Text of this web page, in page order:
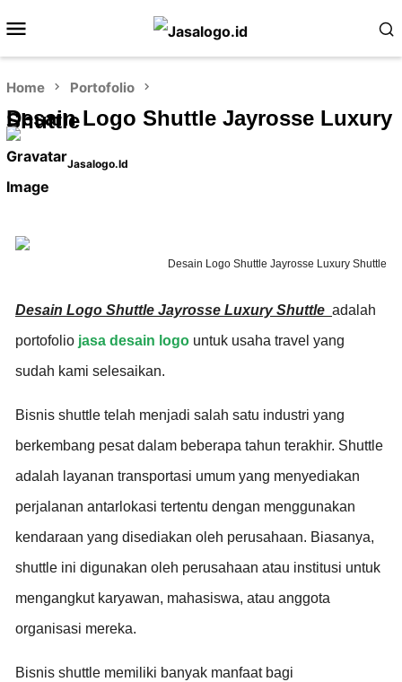
Home Portofolio
Desain Logo Shuttle Jayrosse Luxury
Shuttle
Jasalogo.id
Desain Logo Shuttle Jayrosse Luxury Shuttle
Desain Logo Shuttle Jayrosse Luxury Shuttle adalah
portofolio jasa desain logo untuk usaha travel yang
sudah kami selesaikan.
Bisnis shuttle telah menjadi salah satu industri yang
berkembang pesat dalam beberapa tahun terakhir. Shuttle
adalah layanan transportasi umum yang menyediakan
perjalanan antarlokasi tertentu dengan menggunakan
kendaraan yang disediakan oleh perusahaan. Biasanya,
shuttle ini digunakan oleh perusahaan atau institusi untuk
mengangkut karyawan, mahasiswa, atau anggota
organisasi mereka.
Bisnis shuttle memiliki banyak manfaat bagi